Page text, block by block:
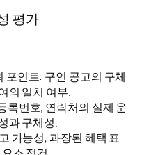
평가
포인트: 구인 공고의 구체
의 일치 여부.
록번호, 연락처의 실제 운
과 구체성.
가능성, 과장된 혜택 표